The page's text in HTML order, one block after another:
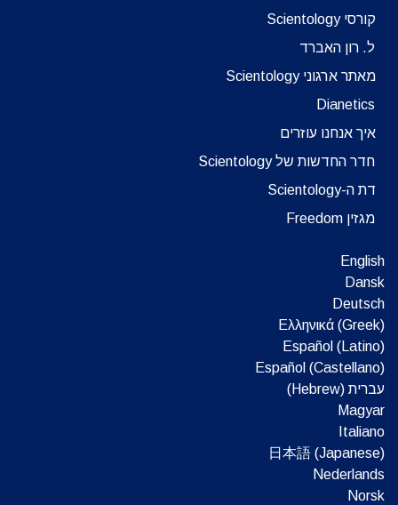
קורסי Scientology
ל. רון האברד
מאתר ארגוני Scientology
Dianetics
איך אנחנו עוזרים
חדר החדשות של Scientology
דת ה-Scientology
מגזין Freedom
English
Dansk
Deutsch
Ελληνικά (Greek)
Español (Latino)
Español (Castellano)
עברית (Hebrew)‏
Magyar
Italiano
日本語 (Japanese)
Nederlands
Norsk